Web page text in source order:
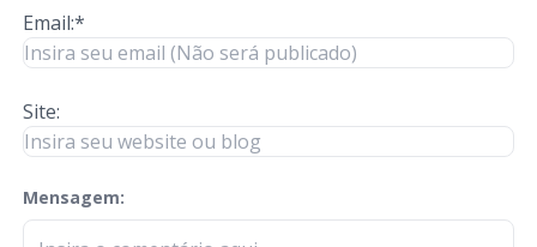
Email:*
Site:
Mensagem:
check-terms